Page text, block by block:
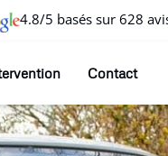
4.8/5 basés sur 628
Contact